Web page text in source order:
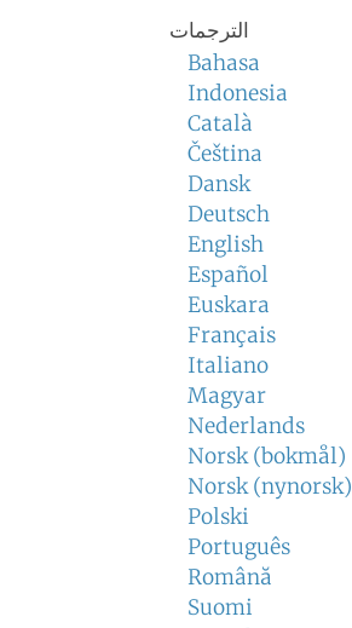
الترجمات
Bahasa
Indonesia
Català
Čeština
Dansk
Deutsch
English
Español
Euskara
Français
Italiano
Magyar
Nederlands
Norsk (bokmål)
Norsk (nynorsk)
Polski
Português
Română
Suomi